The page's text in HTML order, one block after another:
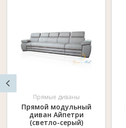
Прямые диваны
Прямой модульный
диван Айпетри
(светло-серый)